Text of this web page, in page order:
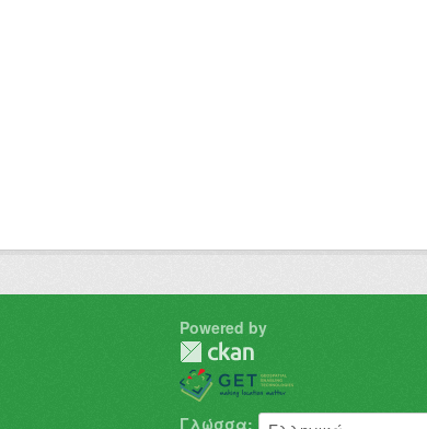
Powered by
Γλώσσα